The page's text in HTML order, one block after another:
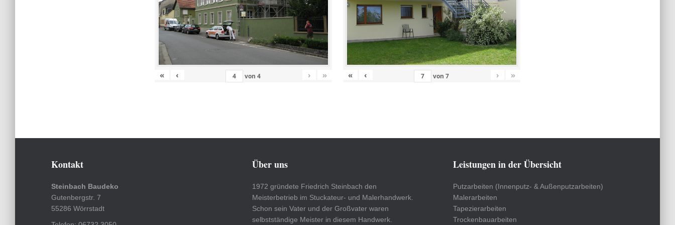
« ‹ von4 › » « ‹ von7 › »
Kontakt
Steinbach Baudeko
Gutenbergstr. 7
55286 Wörrstadt
Über uns
1972 gründete Friedrich Steinbach den
Meisterbetrieb im Stuckateur- und Malerhandwerk.
Schon sein Vater und der Großvater waren
selbstständige Meister in diesem Handwerk.
Leistungen in der Übersicht
Putzarbeiten (Innenputz- & Außenputzarbeiten)
Malerarbeiten
Tapezierarbeiten
Trockenbauarbeiten